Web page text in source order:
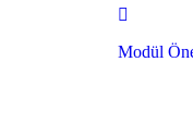
Modül